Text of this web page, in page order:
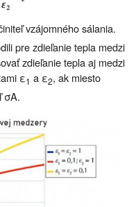
vzájomného sálania.
pre zdieľanie tepla medzi
zdieľanie tepla aj medzi
ε1 a ε2, ak miesto
σA.